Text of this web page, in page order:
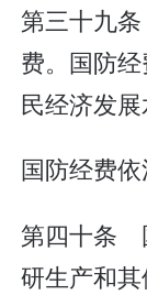
第三十九
费。国防
民经济发展
国防经费依
第四十条
研生产和其